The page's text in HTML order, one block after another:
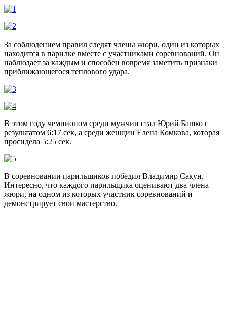
За соблюдением правил следят члены жюри, один из которых
находится в парилке вместе с участниками соревнований. Он
наблюдает за каждым и способен вовремя заметить признаки
приближающегося теплового удара.
В этом году чемпионом среди мужчин стал Юрий Башко с
результатом 6:17 сек, а среди женщин Елена Комкова, которая
просидела 5:25 сек.
В соревновании парильщиков победил Владимир Сакун.
Интересно, что каждого парильщика оценивают два члена
жюри, на одном из которых участник соревнований и
демонстрирует свои мастерство.